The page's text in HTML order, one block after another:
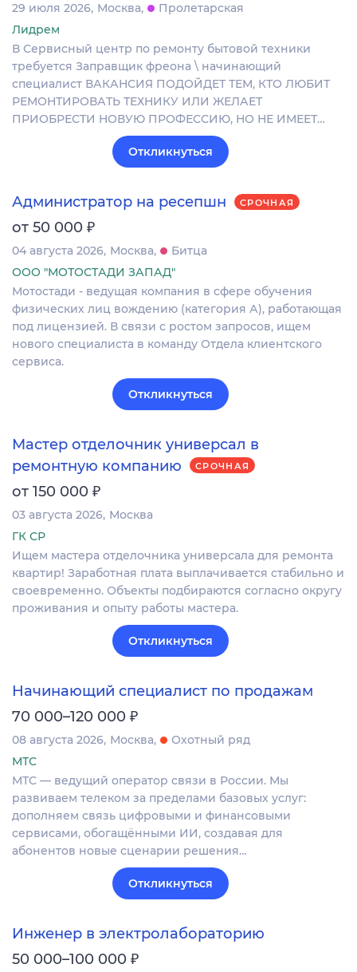
29 июля 2026 Москва
Пролетарская
Лидрем
В Сервисный центр по ремонту бытовой техники
требуется Заправщик фреона \ начинающий
специалист ВАКАНСИЯ ПОДОЙДЕТ ТЕМ, КТО ЛЮБИТ
РЕМОНТИРОВАТЬ ТЕХНИКУ ИЛИ ЖЕЛАЕТ
ПРИОБРЕСТИ НОВУЮ ПРОФЕССИЮ, НО НЕ ИМЕЕТ…
Откликнуться
Администратор на ресепшн СРОЧНАЯ
от 50 000 ₽
04 августа 2026 Москва
Битца
ООО "МОТОСТАДИ ЗАПАД"
Мотостади - ведущая компания в сфере обучения
физических лиц вождению (категория А), работающая
под лицензией. В связи с ростом запросов, ищем
нового специалиста в команду Отдела клиентского
сервиса.
Откликнуться
Мастер отделочник универсал в
ремонтную компанию
СРОЧНАЯ
от 150 000 ₽
03 августа 2026 Москва
ГК СР
Ищем мастера отделочника универсала для ремонта
квартир! Заработная плата выплачивается стабильно и
своевременно. Объекты подбираются согласно округу
проживания и опыту работы мастера.
Откликнуться
Начинающий специалист по продажам
70 000–120 000 ₽
08 августа 2026 Москва
Охотный ряд
МТС
МТС — ведущий оператор связи в России. Мы
развиваем телеком за пределами базовых услуг:
дополняем связь цифровыми и финансовыми
сервисами, обогащёнными ИИ, создавая для
абонентов новые сценарии решения…
Откликнуться
Инженер в электролабораторию
50 000–100 000 ₽